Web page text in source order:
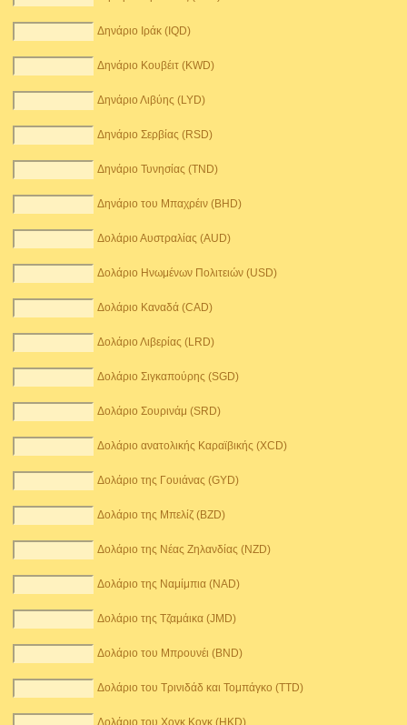
Δηνάριο Ιράκ (IQD)
Δηνάριο Κουβέιτ (KWD)
Δηνάριο Λιβύης (LYD)
Δηνάριο Σερβίας (RSD)
Δηνάριο Τυνησίας (TND)
Δηνάριο του Μπαχρέιν (BHD)
Δολάριο Αυστραλίας (AUD)
Δολάριο Ηνωμένων Πολιτειών (USD)
Δολάριο Καναδά (CAD)
Δολάριο Λιβερίας (LRD)
Δολάριο Σιγκαπούρης (SGD)
Δολάριο Σουρινάμ (SRD)
Δολάριο ανατολικής Καραϊβικής (XCD)
Δολάριο της Γουιάνας (GYD)
Δολάριο της Μπελίζ (BZD)
Δολάριο της Νέας Ζηλανδίας (NZD)
Δολάριο της Ναμίμπια (NAD)
Δολάριο της Τζαμάικα (JMD)
Δολάριο του Μπρουνέι (BND)
Δολάριο του Τρινιδάδ και Τομπάγκο (TTD)